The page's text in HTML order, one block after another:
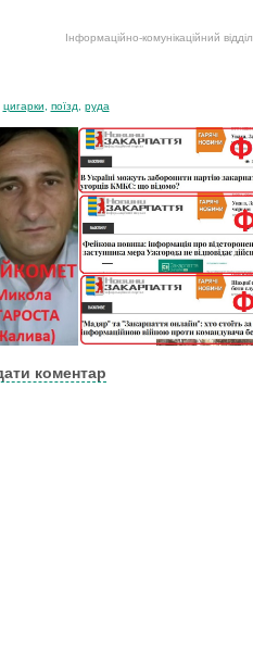
Інформаційно-комунікаційний
цигарки поїзд руда
коментар